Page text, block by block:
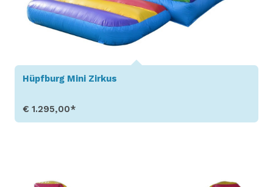
Hüpfburg Mini Zirkus
€ 1.295,00*